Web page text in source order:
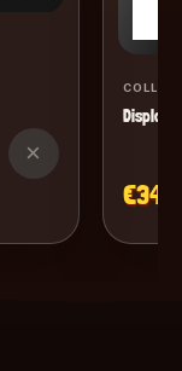
×
Display